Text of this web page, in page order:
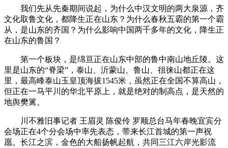
我们先从先秦期间说起，为什么中汉文明的两大泉源，齐
文化取鲁文化，都降生正在山东？为什么春秋五霸的第一个霸
从，是山东的齐国？为什么影响中国两千多年的文化，降生正
在山东的鲁国？
第一个板块，是绵亘正在山东中部的鲁中南山地丘陵。这
里是山东的“脊梁”，泰山、沂蒙山、鲁山、徂徕山都正在这
里，最高峰泰山玉皇顶海拔1545米，虽然正在全国不算高山，
但正在一马平川的华北平原上，就是绝对的制高点，是天然的
地舆樊篱。
川不雅旧事记者 王眉灵 陈俊伶 罗顺总台马年春晚宜宾分
会场正在4个分会场中率先表态，带来长江首城的第一声祝
愿。长江之滨，金色的大船扬帆起航，共同三江六岸光影流